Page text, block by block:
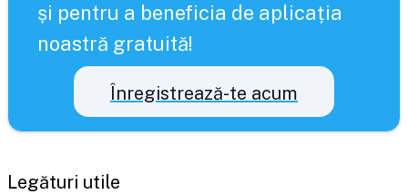
și pentru a beneficia de aplicația
noastră gratuită!
Înregistrează-te acum
Legături utile